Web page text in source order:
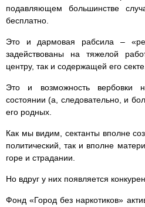
подавляющем большинстве
бесплатно.
Это и дармовая рабсила –
задействованы на тяжелой
центру, так и содержащей его секте.
Это и возможность вербовки
состоянии (а, следовательно, и
его родных.
Как мы видим, сектанты вполне
политический, так и вполне
горе и страдании.
Но вдруг у них появляется
Фонд «Город без наркотиков»